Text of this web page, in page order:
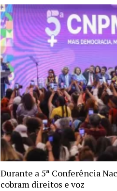
Durante a 5ª Conferência
cobram direitos e voz